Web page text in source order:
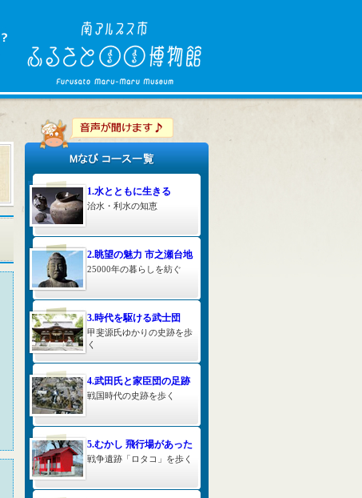
1.水とともに生きる
治水・利水の知恵
2.眺望の魅力 市之瀬台地
25000年の暮らしを紡ぐ
3.時代を駆ける武士団
甲斐源氏ゆかりの史跡を歩
く
4.武田氏と家臣団の足跡
戦国時代の史跡を歩く
5.むかし 飛行場があった
戦争遺跡「ロタコ」を歩く